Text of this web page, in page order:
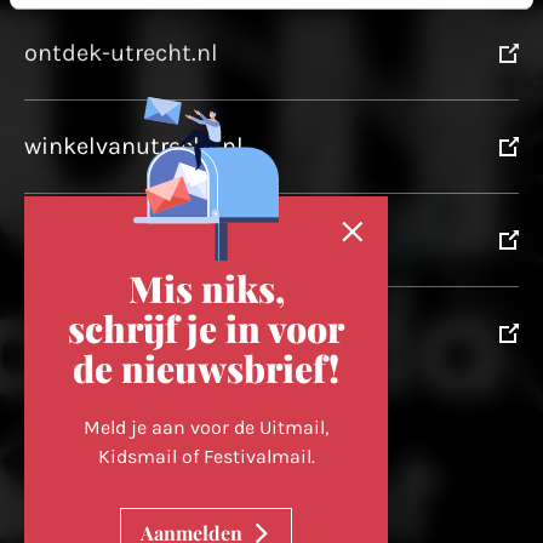
ontdek-utrecht.nl
winkelvanutrecht.nl
utrechtpartners.nl
Volg ons op
Mis niks,
schrijf je in voor
de nieuwsbrief!
Meld je aan voor de Uitmail,
Kidsmail of Festivalmail.
Aanmelden